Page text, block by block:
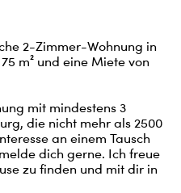
2-Zimmer-Wohnung in
m² und eine Miete von
mit mindestens 3
die nicht mehr als 2500
an einem Tausch
dich gerne. Ich freue
zu finden und mit dir in